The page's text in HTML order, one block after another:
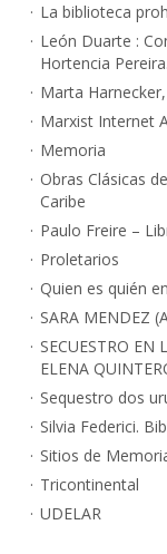
La biblioteca
León Duarte :
Hortencia
Marta
Marxist Internet
Memoria
Obras Clásicas
Caribe
Paulo Freire –
Proletarios
Quien es quién
SARA MENDEZ
SECUESTRO EN
ELENA
Sequestro dos
Silvia Federici.
Sitios de
Tricontinental
UDELAR